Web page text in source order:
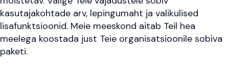
kasutajakohtade arv, lepingumaht ja valikulised
lisafunktsioonid. Meie meeskond aitab Teil hea
meelega koostada just Teie organisatsioonile sobiva
paketi.